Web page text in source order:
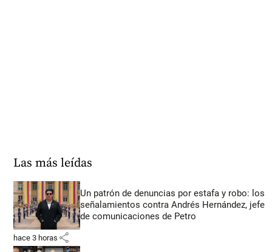
Las más leídas
Un patrón de denuncias por estafa y robo: los
señalamientos contra Andrés Hernández, jefe
de comunicaciones de Petro
hace 3 horas share